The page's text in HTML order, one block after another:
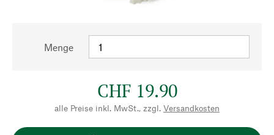
Menge
CHF 19.90
alle Preise inkl. MwSt., zzgl. Versandkosten